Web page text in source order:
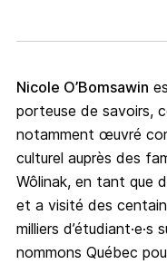
Nicole O’Bomsawin
porteuse de savoirs,
notamment œuvré
culturel auprès des
Wôlinak, en tant que
et a visité des
milliers
nommons Québec